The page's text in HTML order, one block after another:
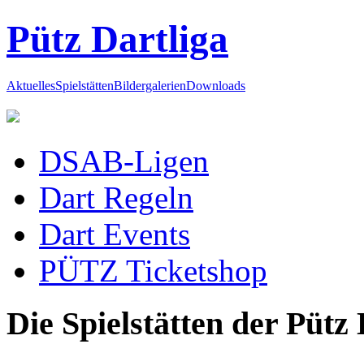
Pütz Dartliga
AktuellesSpielstättenBildergalerienDownloads
DSAB-Ligen
Dart Regeln
Dart Events
PÜTZ Ticketshop
Die Spielstätten der Pütz